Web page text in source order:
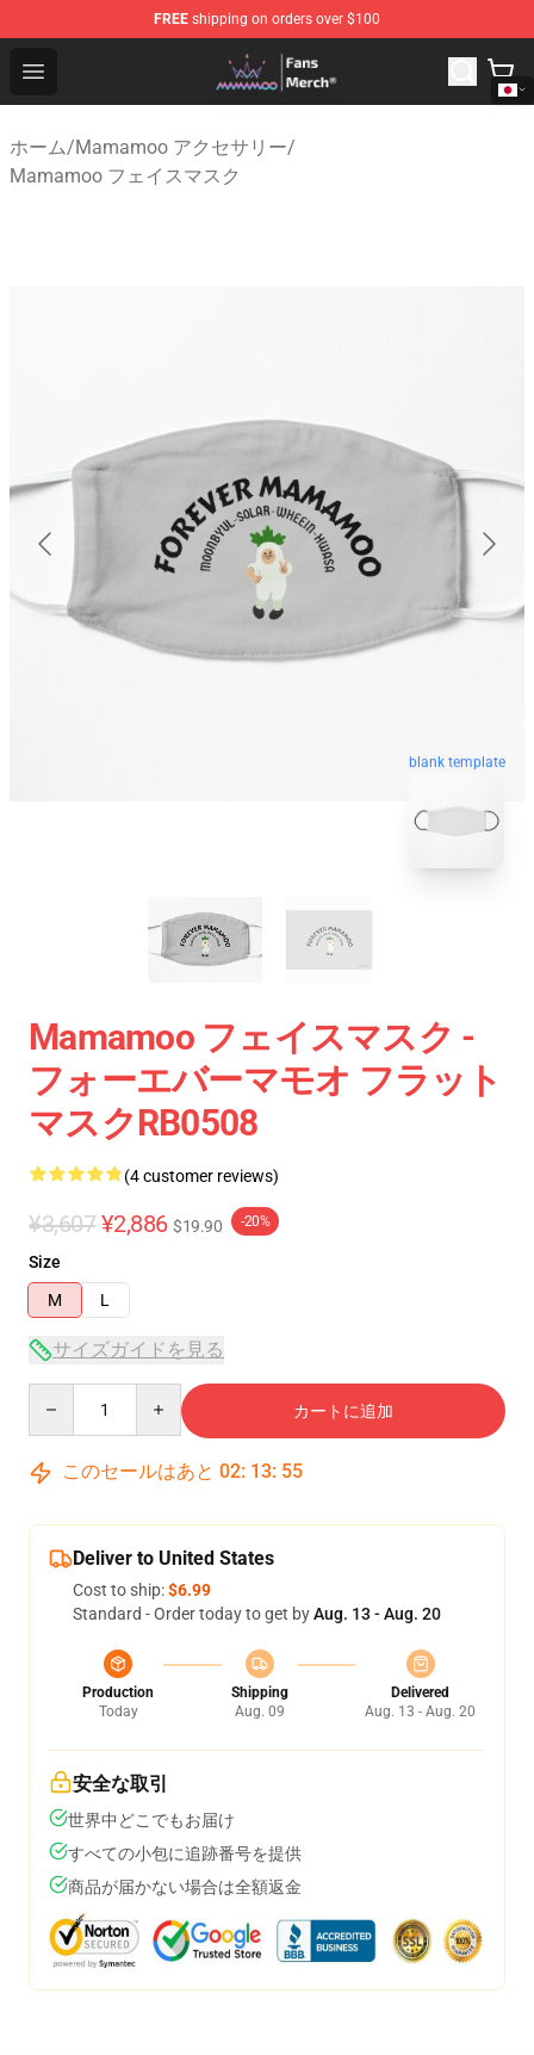
FREE shipping on orders over $100
Open menu
Mamamoo Store - Official Mamamoo Merchandise Shop
ホーム/Mamamoo アクセサリー/
Mamamoo フェイスマスク
blank template
Mamamoo フェイスマスク -
フォーエバーマモオ フラット
マスクRB0508
(4 customer reviews)
¥3,607 ¥2,886 $19.90 -20%
Size
M
L
サイズガイドを見る
カートに追加
このセールはあと 02: 13: 54
Deliver to United States
Cost to ship:$6.99
Standard - Order today to get byAug. 13 - Aug. 20
Production
Today
Shipping
Aug. 09
Delivered
Aug. 13 - Aug. 20
安全な取引
世界中どこでもお届け
すべての小包に追跡番号を提供
商品が届かない場合は全額返金